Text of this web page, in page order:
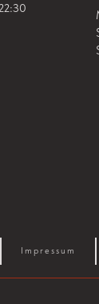
Impressum